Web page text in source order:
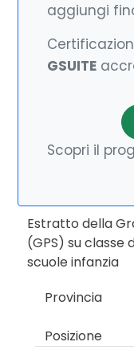
aggiungi
GSUITE
Scopri il
Estratto della
(GPS) su classe
scuole infanzia
Provincia
Posizione